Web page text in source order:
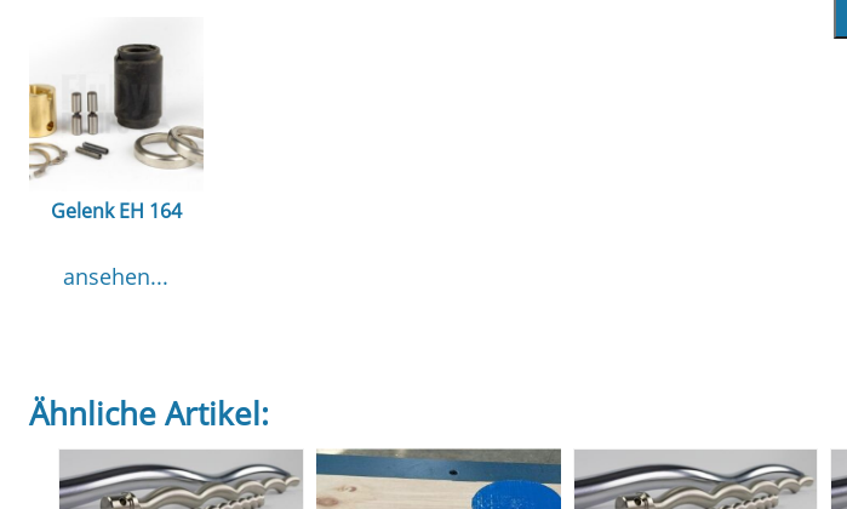
Gelenk EH 164
ansehen...
Ähnliche Artikel: